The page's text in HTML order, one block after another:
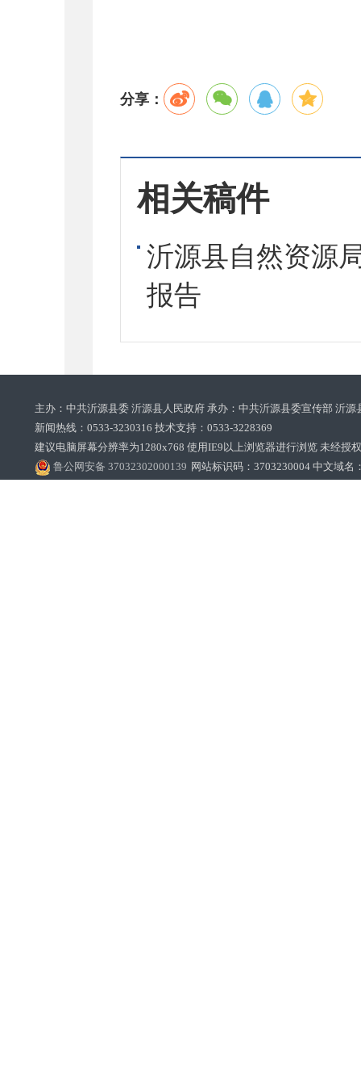
分享：
相关稿件
沂源县自然资源
报告
主办：中共沂源县委 沂源县人民政府 承办：中共沂源县委宣传部 沂
新闻热线：0533-3230316 技术支持：0533-3228369‌‌
建议电脑屏幕分辨率为1280x768 使用IE9以上浏览器进行浏览 未经授
鲁公网安备 37032302000139 网站标识码：3703230004 中文域名